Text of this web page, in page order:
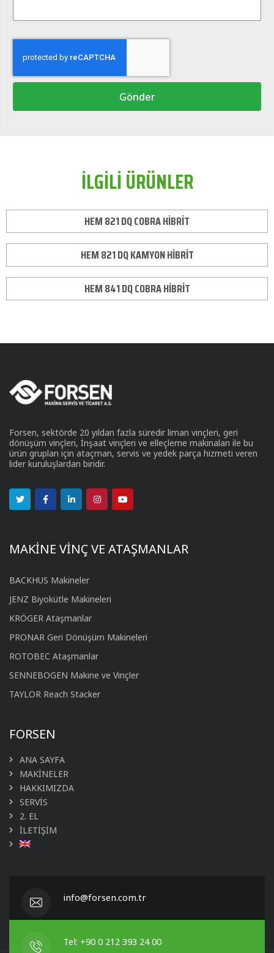
Gönder
İLGİLİ ÜRÜNLER
HEM 821 DQ COBRA HİBRİT
HEM 821 DQ KAMYON HİBRİT
HEM 841 DQ COBRA HİBRİT
Forsen, sektörde 20 yıldan fazla süredir liman vinçleri, geri
dönüşüm vinçleri, İnşaat vinçleri ve elleçleme makinaları ile bu
ürün grupları için ataçman, servis ve yedek parça hizmeti veren
lider kuruluşlardan biridir.
MAKİNE VİNÇ VE ATAŞMANLAR
BACKHUS Makineler
JENZ Biyokütle Makineleri
KRÖGER Ataşmanlar
PRONAR Geri Dönüşüm Makineleri
ROTOBEC Ataşmanlar
SENNEBOGEN Makine ve Vinçler
TAYLOR Reach Stacker
FORSEN
ANA SAYFA
MAKİNELER
HAKKIMIZDA
SERVİS
2. EL
İLETİŞİM
info@forsen.com.tr
Tel: +90 0 212 393 24 00